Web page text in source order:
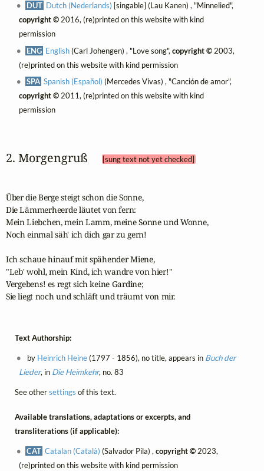
DUT Dutch (Nederlands) [singable] (Lau Kanen) , "Minnelied",
copyright ©2016, (re)printed on this website with kind
permission
ENG English(Carl Johengen) , "Love song",copyright © 2003,
(re)printed on this website with kind permission
SPA Spanish (Español) (Mercedes Vivas) , "Canción de amor",
copyright ©2011, (re)printed on this website with kind
permission
2. Morgengruß [sung text not yet checked]
Über die Berge steigt schon die Sonne,
Die Lämmerheerde läutet von fern:
Mein Liebchen, mein Lamm, meine Sonne und Wonne,
Noch einmal säh' ich dich gar zu gern!
Ich schaue hinauf mit spähender Miene,
"Leb' wohl, mein Kind, ich wandre von hier!"
Vergebens! es regt sich keine Gardine;
Sie liegt noch und schläft und träumt von mir.
Text Authorship:
by Heinrich Heine(1797 - 1856), no title, appears in Buch der
Lieder, in Die Heimkehr, no. 83
See othersettings of this text.
Available translations, adaptations or excerpts, and
transliterations (if applicable):
CAT Catalan (Català) (Salvador Pila) ,copyright © 2023,
(re)printed on this website with kind permission